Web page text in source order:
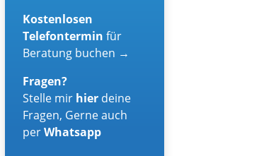
Kostenlosen
Telefonterminfür
Beratung buchen →
Fragen?
Stelle mir hier deine
Fragen, Gerne auch
perWhatsapp